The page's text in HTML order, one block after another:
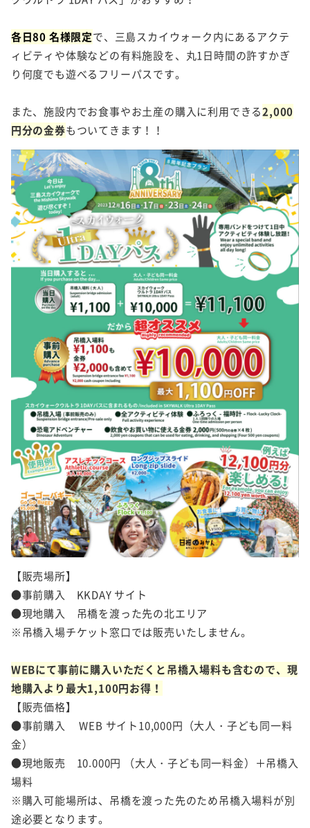
各日80 名様限定で、三島スカイウォーク内にあるアクテ
ィビティや体験などの有料施設を、丸1日時間の許すかぎ
り何度でも遊べるフリーパスです。
また、施設内でお食事やお土産の購入に利用できる2,000
円分の金券もついてきます！！
【販売場所】
●事前購入 KKDAY サイト
●現地購入 吊橋を渡った先の北エリア
※吊橋入場チケット窓口では販売いたしません。
WEBにて事前に購入いただくと吊橋入場料も含むので、現
地購入より最大1,100円お得！
【販売価格】
●事前購入 WEB サイト10,000円（大人・子ども同一料
金）
●現地販売 10.000円 （大人・子ども同一料金）＋吊橋入
場料
※購入可能場所は、吊橋を渡った先のため吊橋入場料が別
途必要となります。